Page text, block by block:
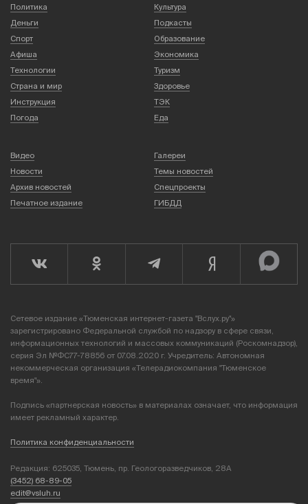
Политика
Культура
Деньги
Подкасты
Спорт
Образование
Афиша
Экономика
Технологии
Туризм
Страна и мир
Здоровье
Инструкция
ТЭК
Погода
Еда
Видео
Галереи
Новости
Темы новостей
Архив новостей
Спецпроекты
Печатное издание
ГИБДД
Сетевое издание «Тюменская интернет-газета "Вслух.ру"»
зарегистрировано Федеральной службой по надзору в сфере связи,
информационных технологий и массовых коммуникаций (Роскомнадзор),
серия Эл №ФС77-78856 от 07.08.2020 г. Учредитель: Автономная
некоммерческая организация «Телерадиокомпания "Тюменское
время"».
Подпись «партнерская новость» в материалах означает, что информация
имеет рекламный характер.
Политика конфиденциальности
Редакция: 625035, Тюмень, пр. Геологоразведчиков, 28А
(3452) 68-89-05
edit@vsluh.ru